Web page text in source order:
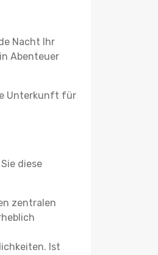
Nacht Ihr
Abenteuer
Unterkunft für
diese
zentralen
Ist